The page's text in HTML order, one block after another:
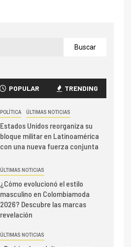
POPULAR TRENDING
POLÍTICA ÚLTIMAS NOTICIAS
Estados Unidos reorganiza su
bloque militar en Latinoamérica
con una nueva fuerza conjunta
ÚLTIMAS NOTICIAS
¿Cómo evolucionó el estilo
masculino en Colombiamoda
2026? Descubre las marcas
revelación
ÚLTIMAS NOTICIAS